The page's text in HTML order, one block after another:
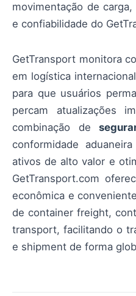
movimentação de
e confiabilidade do
GetTransport monitora
em logística
para que usuários
percam atualizações
combinação de
conformidade
ativos de alto valor e
GetTransport.com
econômica e
de container freight,
transport, facilitando o
e shipment de forma